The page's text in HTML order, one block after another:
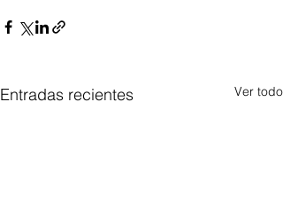
Entradas recientes Ver todo